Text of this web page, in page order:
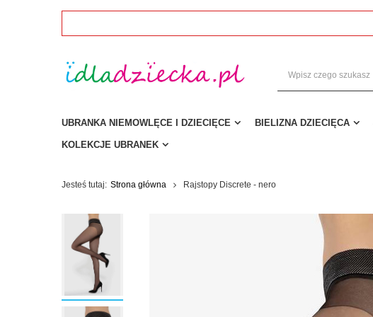
UBRANKA NIEMOWLĘCE I DZIECIĘCE BIELIZNA DZIECIĘCA
KOLEKCJE UBRANEK
Jesteś tutaj: Strona główna Rajstopy Discrete - nero